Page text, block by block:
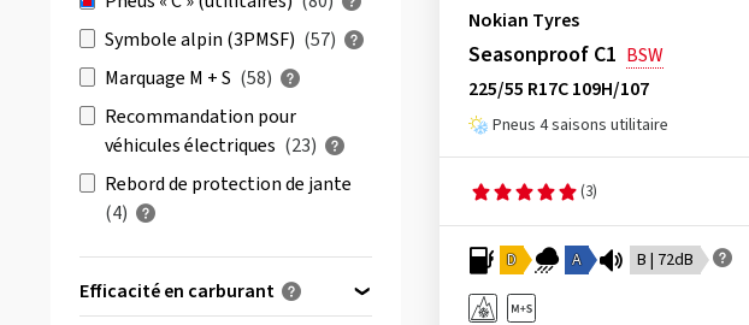
Firestone (2)
Goodtrip (1)
Goodyear (6)
Gripmax (1)
Hankook(2)
Imperial
Kumho(3)
Laufenn (1)
Tous les avis
Symbole alpin (3PMSF) (57)
Marquage M + S (58)
Recommandation pour
véhicules électriques (23)
Rebord de protection de jante
(4)
Efficacité en carburant
Nokian Tyres
Seasonproof C1 BSW
225/55 R17C 109H/107
Pneus 4 saisons utilitaire
(3)
D A B | 72dB